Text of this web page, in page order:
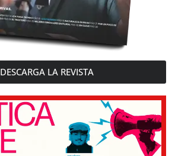
DESCARGA LA REVISTA